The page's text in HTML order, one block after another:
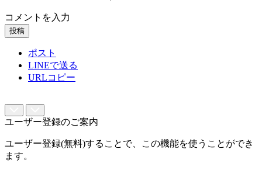
コメントを入力
投稿
ポスト
LINEで送る
URLコピー
ユーザー登録のご案内
ユーザー登録(無料)することで、この機能を使うことができ
ます。